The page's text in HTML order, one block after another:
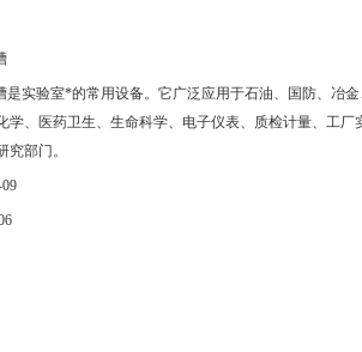
是实验室*的常用设备。它广泛应用于石油、国防、冶金
学、医药卫生、生命科学、电子仪表、质检计量、工厂
究部门。